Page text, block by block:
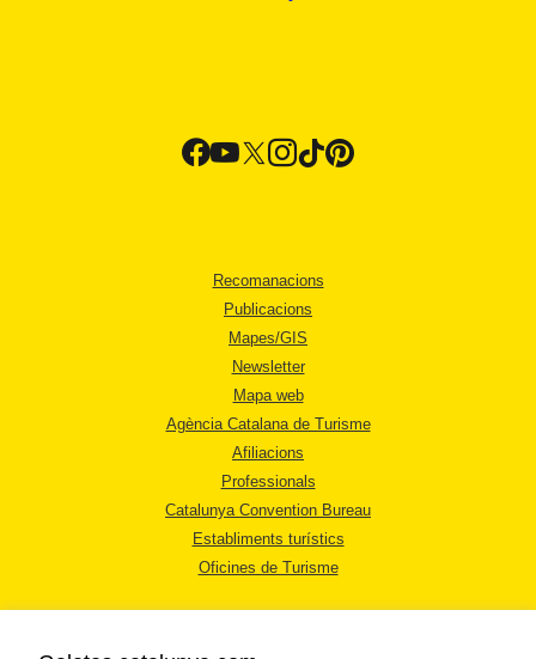
Recomanacions
Publicacions
Mapes/GIS
Newsletter
Mapa web
Agència Catalana de Turisme
Afiliacions
Professionals
Catalunya Convention Bureau
Establiments turístics
Oficines de Turisme